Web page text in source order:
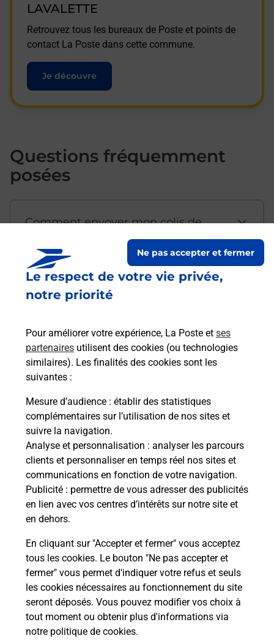
Le respect de votre vie privée,
notre priorité
Pour améliorer votre expérience, La Poste et ses
partenaires utilisent des cookies (ou technologies
similaires). Les finalités des cookies sont les
suivantes :
Mesure d’audience : établir des statistiques
complémentaires sur l’utilisation de nos sites et
suivre la navigation.
Analyse et personnalisation : analyser les parcours
clients et personnaliser en temps réel nos sites et
communications en fonction de votre navigation.
Publicité : permettre de vous adresser des publicités
en lien avec vos centres d’intérêts sur notre site et
en dehors.
En cliquant sur "Accepter et fermer" vous acceptez
tous les cookies. Le bouton "Ne pas accepter et
fermer" vous permet d'indiquer votre refus et seuls
les cookies nécessaires au fonctionnement du site
seront déposés. Vous pouvez modifier vos choix à
tout moment ou obtenir plus d'informations via
notre politique de cookies.
Ne pas accepter et fermer
LAVALETTE
Retrouvez tous les bureaux de Poste et points de
contact La Poste dans cette commune.
Je découvre
Questions fréquemment
posées
Comment envoyer mon colis de
Est-il possible d’acheter un
emballage directement depuis un
Comment demander une
modification de livraison ?
Comment La Poste participe-t-elle
à votre sécurité au quotidien ?
Puis-je passer mon code de la route
avec La Poste et sous quelles
conditions ?
Localiser Liste Aude COUFFOULENS